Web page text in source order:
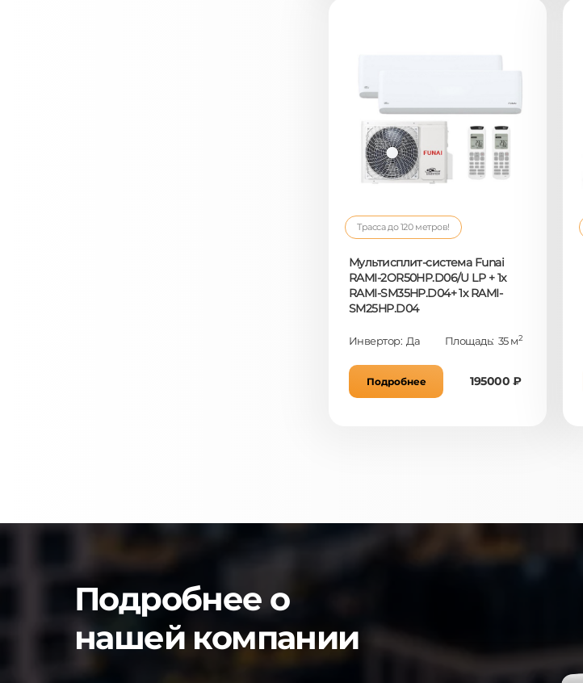
Трасса до 120 метров!
Мультисплит-система Funai
RAMI-2OR50HP.D06/U LP + 1x
RAMI-SM35HP.D04+ 1x RAMI-
SM25HP.D04
Инвертор: Да Площадь: 35 м2
Подробнее 195000 ₽
Подробнее о
нашей компании